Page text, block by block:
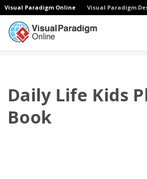
Visual Paradigm Online Visual Paradigm
Daily Life Kids
Book